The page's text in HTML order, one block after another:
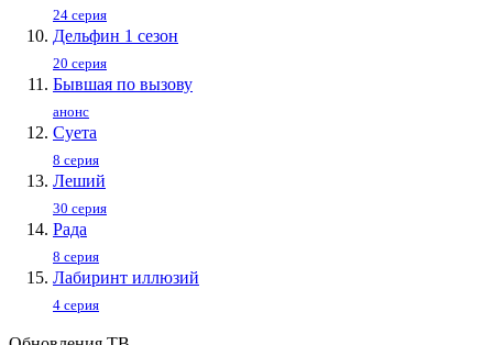
24 серия
Дельфин 1 сезон
20 серия
Бывшая по вызову
анонс
Суета
8 серия
Леший
30 серия
Рада
8 серия
Лабиринт иллюзий
4 серия